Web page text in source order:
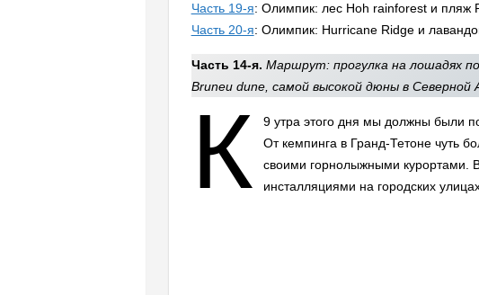
Часть 19-я: Олимпик: лес Hoh rainforest и пляж
Часть 20-я: Олимпик: Hurricane Ridge и
Часть 14-я. Маршрут: прогулка на лошадях
Bruneu dune, самой высокой дюны в Северной
К
9 утра этого дня мы должны были
От кемпинга в Гранд-Тетоне чуть
своими горнолыжными курортами.
инсталляциями на городских